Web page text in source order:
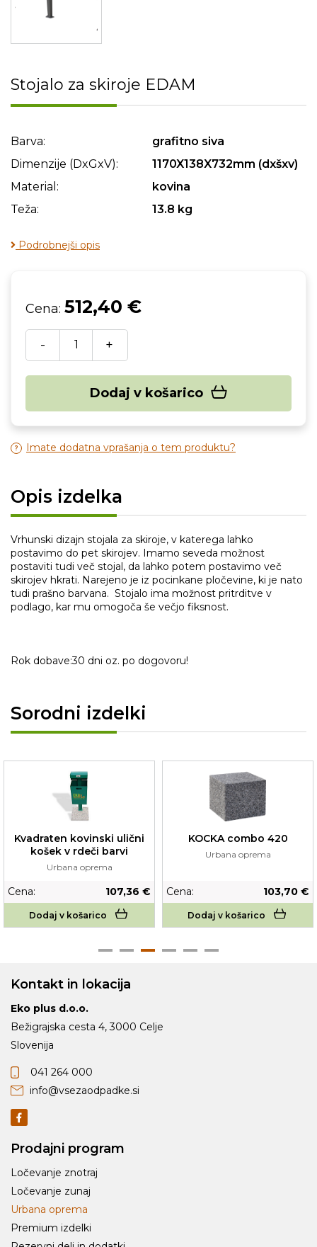
Stojalo za skiroje EDAM
Barva:
grafitno siva
Dimenzije (DxGxV):
1170X138X732mm (dxšxv)
Material:
kovina
Teža:
13.8 kg
Podrobnejši opis
Cena: 512,40 €
- +
Dodaj v košarico
Imate dodatna vprašanja o tem produktu?
Opis izdelka
Vrhunski dizajn stojala za skiroje, v katerega lahko
postavimo do pet skirojev. Imamo seveda možnost
postaviti tudi več stojal, da lahko potem postavimo več
skirojev hkrati. Narejeno je iz pocinkane pločevine, ki je nato
tudi prašno barvana. Stojalo ima možnost pritrditve v
podlago, kar mu omogoča še večjo fiksnost.
Rok dobave:30 dni oz. po dogovoru!
Sorodni izdelki
Kvadraten kovinski ulični
košek v rdeči barvi
Urbana oprema
Cena: 107,36 €
Dodaj v košarico
KOCKA combo 420
Urbana oprema
Cena: 103,70 €
Dodaj v košarico
Kontakt in lokacija
Eko plus d.o.o.
Bežigrajska cesta 4, 3000 Celje
Slovenija
041 264 000
info@vsezaodpadke.si
Prodajni program
Ločevanje znotraj
Ločevanje zunaj
Urbana oprema
Premium izdelki